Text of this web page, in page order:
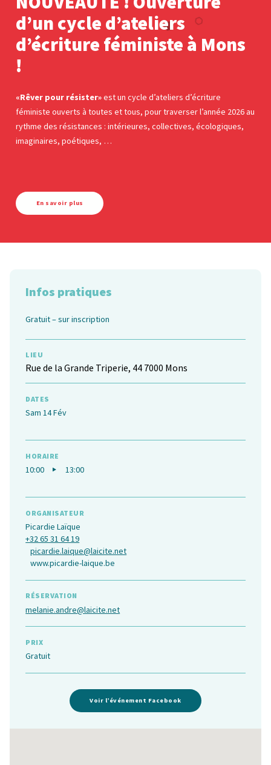
d’un cycle d’ateliers
d’écriture féministe à Mons
!
«Rêver pour résister»est un cycle d’ateliers d’écriture
féministe ouverts à toutes et tous, pour traverser l’année 2026 au
rythme des résistances : intérieures, collectives, écologiques,
imaginaires, poétiques, …
En savoir plus
Infos pratiques
Gratuit – sur inscription
LIEU
Rue de la Grande Triperie, 44 7000 Mons
DATES
Sam 14 Fév
HORAIRE
10:00 13:00
ORGANISATEUR
Picardie Laïque
+32 65 31 64 19
picardie.laique@laicite.net
www.picardie-laique.be
RÉSERVATION
melanie.andre@laicite.net
PRIX
Gratuit
Voir l’événement Facebook